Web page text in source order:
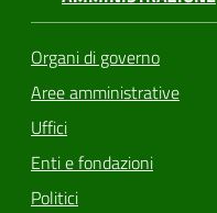
Organi di governo
Aree amministrative
Uffici
Enti e fondazioni
Politici